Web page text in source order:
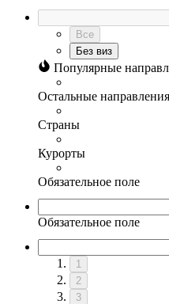
Все
Без виз
Популярные
Остальные направления
Страны
Курорты
Обязательное поле
Обязательное поле
1
2
3